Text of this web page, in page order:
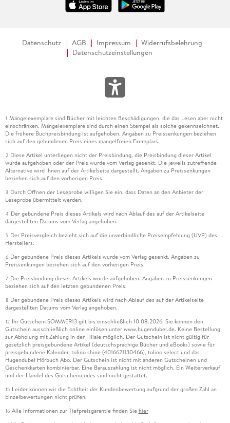
Datenschutz AGB Impressum
Widerrufsbelehrung
Datenschutzeinstellungen
1 Mängelexemplare sind Bücher mit leichten Beschädigungen, die das Lesen aber nicht
einschränken. Mängelexemplare sind durch einen Stempel als solche gekennzeichnet.
Die frühere Buchpreisbindung ist aufgehoben. Angaben zu Preissenkungen beziehen
sich auf den gebundenen Preis eines mangelfreien Exemplars.
2 Diese Artikel unterliegen nicht der Preisbindung, die Preisbindung dieser Artikel
wurde aufgehoben oder der Preis wurde vom Verlag gesenkt. Die jeweils zutreffende
Alternative wird Ihnen auf der Artikelseite dargestellt. Angaben zu Preissenkungen
beziehen sich auf den vorherigen Preis.
3 Durch Öffnen der Leseprobe willigen Sie ein, dass Daten an den Anbieter der
Leseprobe übermittelt werden.
4 Der gebundene Preis dieses Artikels wird nach Ablauf des auf der Artikelseite
dargestellten Datums vom Verlag angehoben.
5 Der Preisvergleich bezieht sich auf die unverbindliche Preisempfehlung (UVP) des
Herstellers.
6 Der gebundene Preis dieses Artikels wurde vom Verlag gesenkt. Angaben zu
Preissenkungen beziehen sich auf den vorherigen Preis.
7 Die Preisbindung dieses Artikels wurde aufgehoben. Angaben zu Preissenkungen
beziehen sich auf den letzten gebundenen Preis.
8 Der gebundene Preis dieses Artikels wird nach Ablauf des auf der Artikelseite
dargestellten Datums vom Verlag angehoben.
12 Ihr Gutschein SOMMER13 gilt bis einschließlich 10.08.2026. Sie können den
Gutschein ausschließlich online einlösen unter www.hugendubel.de. Keine Bestellung
zur Abholung mit Zahlung in der Filiale möglich. Der Gutschein ist nicht gültig für
gesetzlich preisgebundene Artikel (deutschsprachige Bücher und eBooks) sowie für
preisgebundene Kalender, tolino shine (4016621130466), tolino select und das
Hugendubel Hörbuch Abo. Der Gutschein ist nicht mit anderen Gutscheinen und
Geschenkkarten kombinierbar. Eine Barauszahlung ist nicht möglich. Ein Weiterverkauf
und der Handel des Gutscheincodes sind nicht gestattet.
15 Leider können wir die Echtheit der Kundenbewertung aufgrund der großen Zahl an
Einzelbewertungen nicht prüfen.
16 Alle Informationen zur Tiefpreisgarantie finden Sie hier